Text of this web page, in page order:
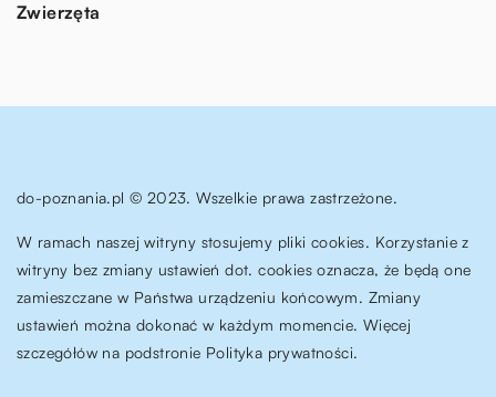
Zwierzęta
do-poznania.pl © 2023. Wszelkie prawa zastrzeżone.
W ramach naszej witryny stosujemy pliki cookies. Korzystanie z
witryny bez zmiany ustawień dot. cookies oznacza, że będą one
zamieszczane w Państwa urządzeniu końcowym. Zmiany
ustawień można dokonać w każdym momencie. Więcej
szczegółów na podstronie Polityka prywatności.